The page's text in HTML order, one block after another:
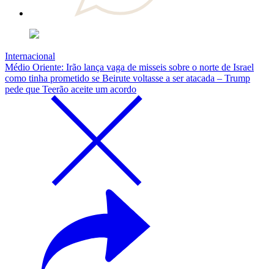
Internacional
Médio Oriente: Irão lança vaga de misseis sobre o norte de Israel
como tinha prometido se Beirute voltasse a ser atacada – Trump
pede que Teerão aceite um acordo